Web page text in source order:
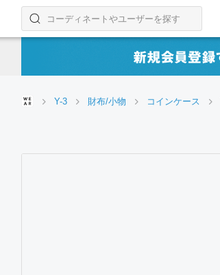
コーディネートやユーザーを探す
検索する
Y-3 財布/小物 コインケース